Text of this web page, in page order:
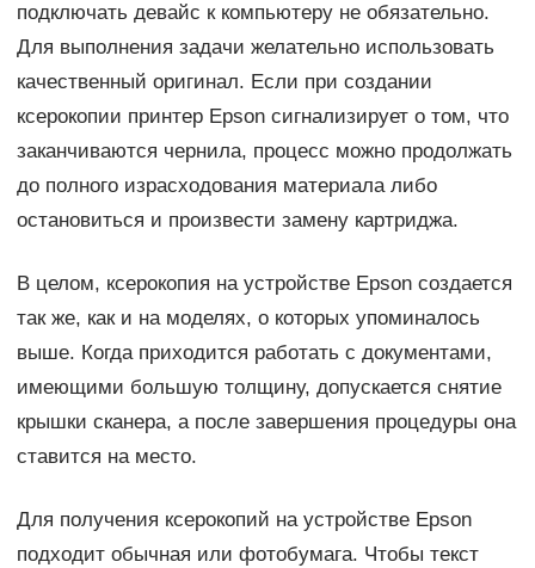
подключать девайс к компьютеру не обязательно.
Для выполнения задачи желательно использовать
качественный оригинал. Если при создании
ксерокопии принтер Epson сигнализирует о том, что
заканчиваются чернила, процесс можно продолжать
до полного израсходования материала либо
остановиться и произвести замену картриджа.
В целом, ксерокопия на устройстве Epson создается
так же, как и на моделях, о которых упоминалось
выше. Когда приходится работать с документами,
имеющими большую толщину, допускается снятие
крышки сканера, а после завершения процедуры она
ставится на место.
Для получения ксерокопий на устройстве Epson
подходит обычная или фотобумага. Чтобы текст